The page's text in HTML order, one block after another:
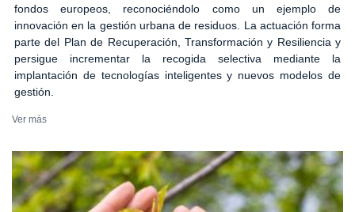
fondos europeos, reconociéndolo como un ejemplo de
innovación en la gestión urbana de residuos. La actuación forma
parte del Plan de Recuperación, Transformación y Resiliencia y
persigue incrementar la recogida selectiva mediante la
implantación de tecnologías inteligentes y nuevos modelos de
gestión.
Ver más